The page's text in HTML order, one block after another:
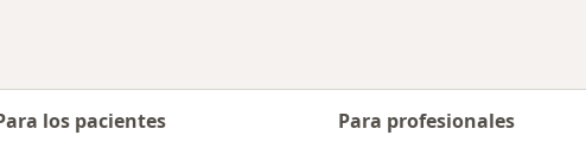
los pacientes
Para profesionales